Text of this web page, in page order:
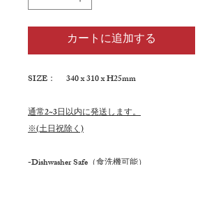
カートに追加する
SIZE： 340 x 310 x H25mm
通常2~3日以内に発送します。
※(土日祝除く)
-Dishwasher Safe（食洗機可能）